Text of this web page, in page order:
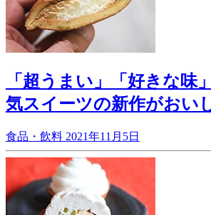
「超うまい」「好きな味
気スイーツの新作がおい
食品・飲料 2021年11月5日